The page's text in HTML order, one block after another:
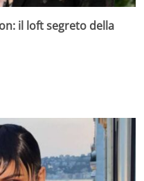
il loft segreto della